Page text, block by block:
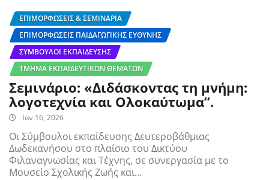
ΕΠΙΜΟΡΦΏΣΕΙΣ & ΣΕΜΙΝΆΡΙΑ
ΕΠΙΜΟΡΦΏΣΕΙΣ ΠΑΙΔΑΓΩΓΙΚΉΣ ΕΥΘΎΝΗΣ
ΣΎΜΒΟΥΛΟΙ ΕΚΠΑΊΔΕΥΣΗΣ
ΤΜΉΜΑ ΕΚΠΑΙΔΕΥΤΙΚΏΝ ΘΕΜΆΤΩΝ
Σεμινάριο: «Διδάσκοντας τη μνήμη:
λογοτεχνία και Ολοκαύτωμα”.
Ιαν 16, 2026
Οι Σύμβουλοι εκπαίδευσης Δευτεροβάθμιας
Δωδεκανήσου στο πλαίσιο του Δικτύου
Φιλαναγνωσίας και Τέχνης, σε συνεργασία με το
Μουσείο Σχολικής Ζωής και…